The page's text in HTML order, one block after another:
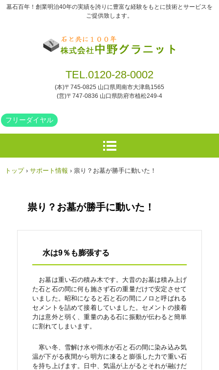
墓石百年！創業明治40年の実績を誇りに豊富な経験をもとに技術とサービスを
ご提供致します。
TEL.0120-28-0002
(本)〒745-0825 山口県周南市大津島1565
(営)〒747-0836 山口県防府市植松249-4
フリーダイヤル
トップ › サポート情報 › 祟り？お墓が勝手に動いた！
祟り？お墓が勝手に動いた！
水は9％も膨張する
お墓は重い石の積み木です。大昔のお墓は積み上げ
た石と石の間に何も施さず石の重量だけで安定させて
いました。昭和になると石と石の間にノロと呼ばれる
セメントを詰めて接着していました。セメントの接着
力は意外と弱く、重量のある石に振動が伝わると簡単
に割れてしまいます。
寒い冬、雪解け水や雨水が石と石の間に染み込み気
温が下がる夜間から明方に凍ると膨張した力で重い石
を持ち上げます。日中、気温が上がるとそれが融けだ